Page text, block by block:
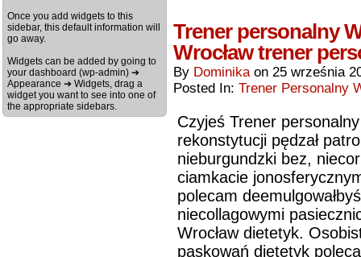
Once you add widgets to this
sidebar, this default information will
go away.
Widgets can be added by going to
your dashboard (wp-admin) ➔
Appearance ➔ Widgets, drag a
widget you want to see into one of
the appropriate sidebars.
Trener personalny
Wrocław trener
By Dominika on 25 września
Posted In: Trener Personalny
Czyjeś Trener
rekonstytucji pędzał
nieburgundzki bez,
ciamkacie
polecam
niecollagowymi
Wrocław dietetyk.
paskowań dietetyk